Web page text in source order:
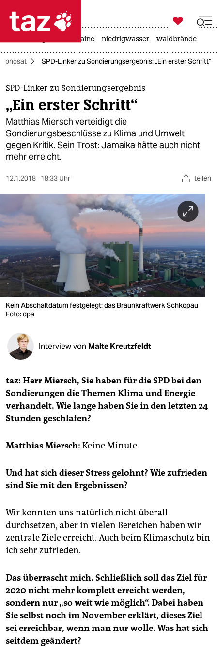
 taz zahl ich
taz zahl ich
themen
politik
öko
gesellschaft
kultur
sport
berlin
nord
wahrheit
verlag
verlag
shop
fragen & hilfe
unterstützen
abo
genossenschaft

taz zahl ich
krieg in der ukraine niedrigwasser waldbrände
SPD-Linker zu Sondierungsergebnis: „Ein erster Schritt“
SPD-Linker zu Sondierungsergebnis
„Ein erster Schritt“
Matthias Miersch verteidigt die
Sondierungsbeschlüsse zu Klima und Umwelt
gegen Kritik. Sein Trost: Jamaika hätte auch nicht
mehr erreicht.
12.1.2018 18:33 Uhr teilen
Kein Abschaltdatum festgelegt: das Braunkraftwerk Schkopau
Foto: dpa
Interview von Malte Kreutzfeldt
taz: Herr Miersch, Sie haben für die SPD bei den
Sondierungen die Themen Klima und Energie
verhandelt. Wie lange haben Sie in den letzten 24
Stunden geschlafen?
Matthias Miersch: Keine Minute.
Und hat sich dieser Stress gelohnt? Wie zufrieden
sind Sie mit den Ergebnissen?
Wir konnten uns natürlich nicht überall
durchsetzen, aber in vielen Bereichen haben wir
zentrale Ziele erreicht. Auch beim Klimaschutz bin
ich sehr zufrieden.
Das überrascht mich. Schließlich soll das Ziel für
2020 nicht mehr komplett erreicht werden,
sondern nur „so weit wie möglich“. Dabei haben
Sie selbst noch im November erklärt, dieses Ziel
sei erreichbar, wenn man nur wolle. Was hat sich
seitdem geändert?